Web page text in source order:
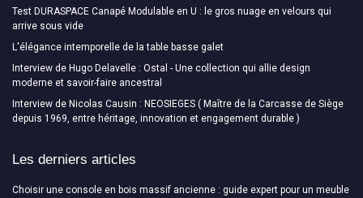
Test DURASPACE Canapé Modulable en U : le gros nuage en velours qui
arrive sous vide
L'élégance intemporelle de la table basse galet
Interview de Hugo Delavelle : Ostal - Une collection qui allie design
moderne et savoir-faire ancestral
Interview de Nicolas Causin : NEOSIEGES ( Maître de la Carcasse de Siège
depuis 1969, entre héritage, innovation et engagement durable )
Les derniers articles
Choisir une console en bois massif ancienne : guide expert pour un meuble